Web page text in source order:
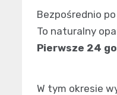
Bezpośrednio
To naturalny
Pierwsze 24
W tym okresie